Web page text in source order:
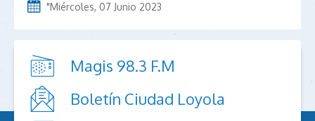
"Miércoles, 07 Junio 2023
Magis 98.3 F.M
Boletín Ciudad Loyola